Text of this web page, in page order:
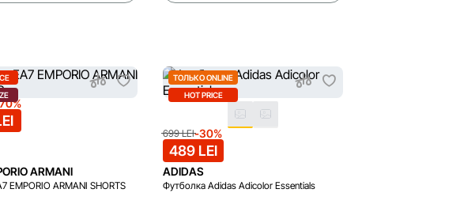
ARMANI
EMPORIO ARMANI SHORTS
ТОЛЬКО ONLINE
HOT PRICE
699 LEI-30%
489 LEI
ADIDAS
Футболка Adidas Adicolor Essentials